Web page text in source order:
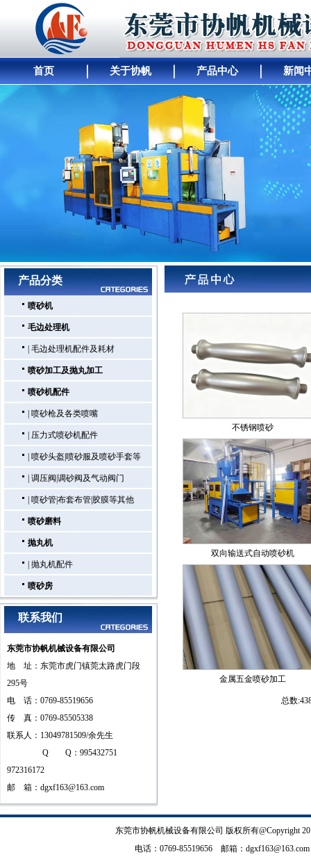
首页 关于协帆 产品中心 新闻
网站首页｜公司简介｜产品展示｜
产品分类
喷砂机
毛边处理机
毛边处理机配件及耗材
喷砂加工及抛丸加工
喷砂机配件
喷砂枪及各类喷嘴
压力式喷砂机配件
喷砂头盔|喷砂服及喷砂手套等
调压阀|调砂阀及气动阀门
喷砂管|布套布管|胶膜等其他
喷砂磨料
抛丸机
抛丸机配件
喷砂房
联系我们
东莞市协帆机械设备有限公司
地 址：东莞市虎门镇莞太路虎门段
295号
电 话：0769-85519656
传 真：0769-85505338
联系人：13049781509/余先生
Q Q：995432751
972316172
邮 箱： dgxf163@163.com
不锈钢喷砂
双向输送式自动喷砂机
金属五金喷砂加工
总数
东莞市协帆机械设备有限公司 版权所有@Copyright
电话：0769-85519656 邮箱： dgxf163@163.com